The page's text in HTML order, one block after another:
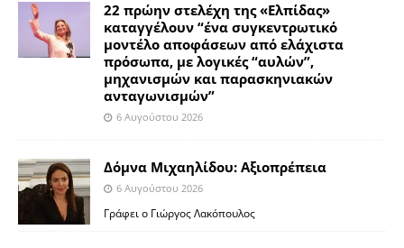
22 πρώην στελέχη της «Ελπίδας»
καταγγέλουν “ένα συγκεντρωτικό
μοντέλο αποφάσεων από ελάχιστα
πρόσωπα, με λογικές “αυλών”,
μηχανισμών και παρασκηνιακών
ανταγωνισμών”
6 Αυγούστου 2026
Δόμνα Μιχαηλίδου: Αξιοπρέπεια
6 Αυγούστου 2026
Γράφει ο Γιώργος Λακόπουλος